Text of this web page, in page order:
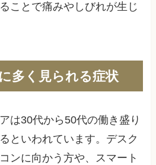
ことで痛みやしびれが生じ
多く見られる症状
は30代から50代の働き盛り
といわれています。デスク
ンに向かう方や、スマート